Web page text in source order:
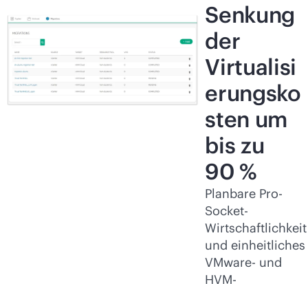
Senkung
der
Virtualisi
erungsko
sten um
bis zu
90 %
Planbare Pro-
Socket-
Wirtschaftlichkeit
und einheitliches
VMware- und
HVM-